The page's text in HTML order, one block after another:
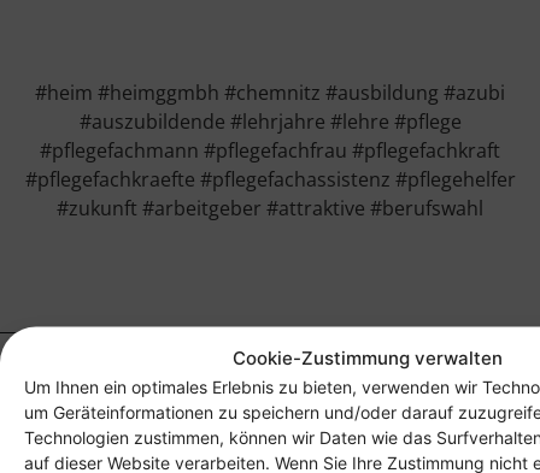
Cookie-Zustimmung verwalten
Um Ihnen ein optimales Erlebnis zu bieten, verwenden wir
um Geräteinformationen zu speichern und/oder darauf
Technologien zustimmen, können wir Daten wie das
auf dieser Website verarbeiten. Wenn Sie Ihre Zustimmung nicht
#heim #heimggmbh #chemnitz #ausbildung #azubi
#auszubildende #lehrjahre #lehre #pflege
#pflegefachmann #pflegefachfrau #pflegefachkraft
#pflegefachkraefte #pflegefachassistenz #pflegehelfer
#zukunft #arbeitgeber #attraktive #berufswahl